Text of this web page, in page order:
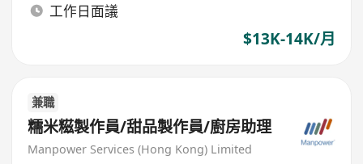
工作日面議
$13K-14K/月
兼職
糯米糍製作員/甜品製作員/廚房助理
Manpower Services (Hong Kong) Limited